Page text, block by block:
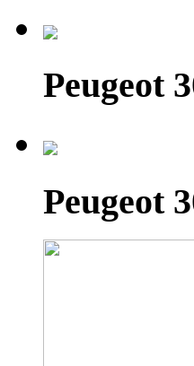
Peugeot
Peugeot